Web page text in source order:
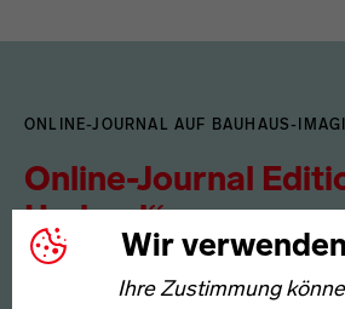
Wir
Ihre Zustimmung
ONLINE-JOURNAL AUF BAUHAUS-
Online-Journal
Undead“
Im vierten und letzten Kapitel „Still